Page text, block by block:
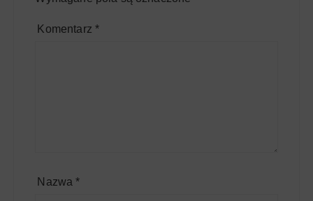
Komentarz *
Nazwa*